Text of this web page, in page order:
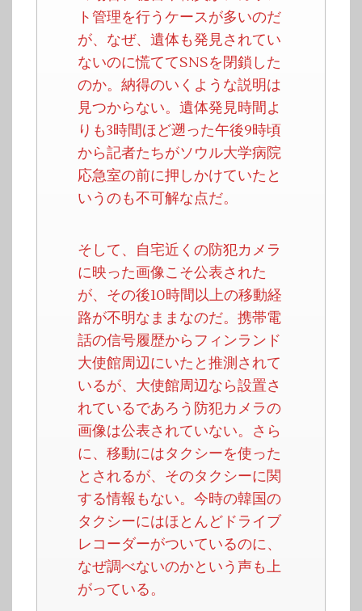
ト管理を行うケースが多いのだ
が、なぜ、遺体も発見されてい
ないのに慌ててSNSを閉鎖した
のか。納得のいくような説明は
見つからない。遺体発見時間よ
りも3時間ほど遡った午後9時頃
から記者たちがソウル大学病院
応急室の前に押しかけていたと
いうのも不可解な点だ。
そして、自宅近くの防犯カメラ
に映った画像こそ公表された
が、その後10時間以上の移動経
路が不明なままなのだ。携帯電
話の信号履歴からフィンランド
大使館周辺にいたと推測されて
いるが、大使館周辺なら設置さ
れているであろう防犯カメラの
画像は公表されていない。さら
に、移動にはタクシーを使った
とされるが、そのタクシーに関
する情報もない。今時の韓国の
タクシーにはほとんどドライブ
レコーダーがついているのに、
なぜ調べないのかという声も上
がっている。